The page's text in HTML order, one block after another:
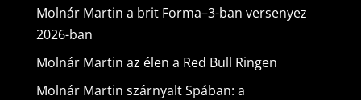
Molnár Martin a brit Forma–3-ban versenyez
2026-ban
Molnár Martin az élen a Red Bull Ringen
Molnár Martin szárnyalt Spában: a